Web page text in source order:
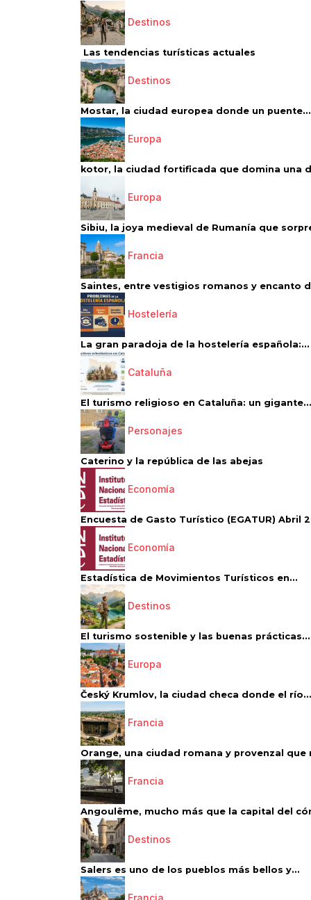
Destinos
Las tendencias turísticas actuales
Destinos
Mostar, la ciudad europea donde un puente...
Europa
kotor, la ciudad fortificada que domina una
Europa
Sibiu, la joya medieval de Rumanía que
Francia
Saintes, entre vestigios romanos y encanto
Hostelería
La gran paradoja de la hostelería española:...
Cataluña
El turismo religioso en Cataluña: un gigante...
Personajes
Caterino y la república de las abejas
Economía
Encuesta de Gasto Turístico (EGATUR) Abril
Economía
Estadística de Movimientos Turísticos en...
Destinos
El turismo sostenible y las buenas prácticas...
Europa
Český Krumlov, la ciudad checa donde el río...
Francia
Orange, una ciudad romana y provenzal que
Francia
Angoulême, mucho más que la capital del
Destinos
Salers es uno de los pueblos más bellos y...
Francia